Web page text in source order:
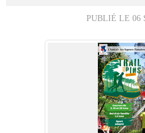
PUBLIÉ LE 06